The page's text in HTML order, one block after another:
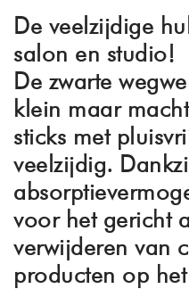
De veelzijdige
salon en studio!
De zwarte
klein maar
sticks met
veelzijdig.
voor het gericht
verwijderen van
producten op